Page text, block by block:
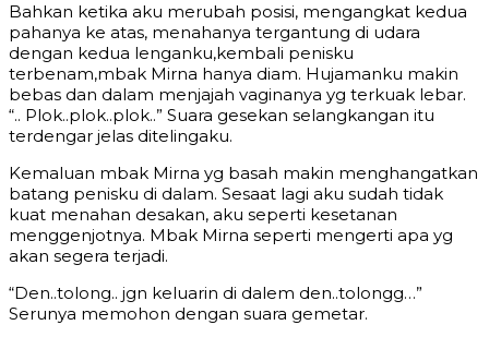
Bahkan ketika aku merubah posisi, mengangkat kedua
pahanya ke atas, menahanya tergantung di udara
dengan kedua lenganku,kembali penisku
terbenam,mbak Mirna hanya diam. Hujamanku makin
bebas dan dalam menjajah vaginanya yg terkuak lebar.
“.. Plok..plok..plok..” Suara gesekan selangkangan itu
terdengar jelas ditelingaku.
Kemaluan mbak Mirna yg basah makin menghangatkan
batang penisku di dalam. Sesaat lagi aku sudah tidak
kuat menahan desakan, aku seperti kesetanan
menggenjotnya. Mbak Mirna seperti mengerti apa yg
akan segera terjadi.
“Den..tolong.. jgn keluarin di dalem den..tolongg…”
Serunya memohon dengan suara gemetar.